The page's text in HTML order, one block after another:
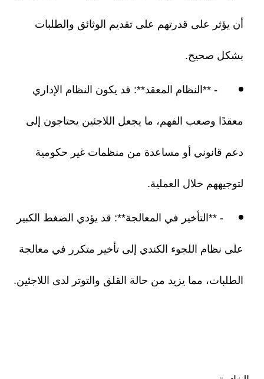
أن يؤثر على قدرتهم على تقديم الوثائق والطلبات
بشكل صحيح.
- **النظام المعقد**: قد يكون النظام الإداري
معقدًا وصعب الفهم، ما يجعل اللاجئين يحتاجون إلى
دعم قانوني أو مساعدة من منظمات غير حكومية
لتوجيههم خلال العملية.
- **التأخير في المعالجة**: قد يؤدي الضغط الكبير
على نظام اللجوء الكندي إلى تأخير متكرر في معالجة
الطلبات، مما يزيد من حالة القلق والتوتر لدى اللاجئين.